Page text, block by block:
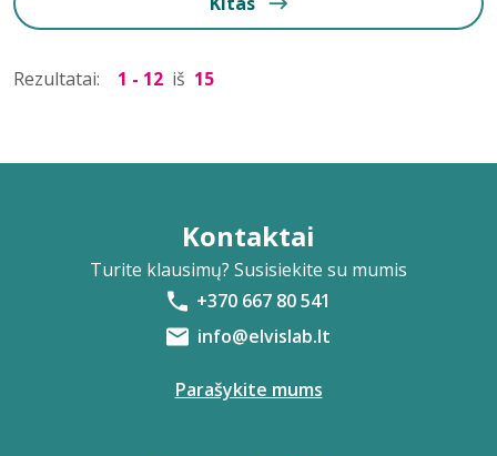
Rezultatai: 1 - 12 iš 15
Kontaktai
Turite klausimų? Susisiekite su mumis
+370 667 80 541
info@elvislab.lt
Parašykite mums